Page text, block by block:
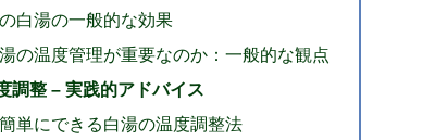
白湯の一般的な効果
の温度管理が重要なのか：一般的な観点
調整 – 実践的アドバイス
単にできる白湯の温度調整法